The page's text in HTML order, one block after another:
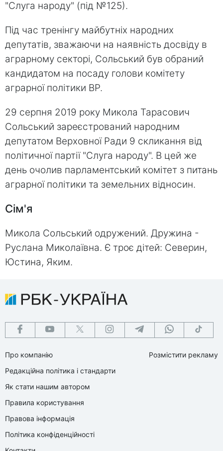
"Слуга народу" (під №125).
Під час тренінгу майбутніх народних
депутатів, зважаючи на наявність досвіду в
аграрному секторі, Сольський був обраний
кандидатом на посаду голови комітету
аграрної політики ВР.
29 серпня 2019 року Микола Тарасович
Сольський зареєстрований народним
депутатом Верховної Ради 9 скликання від
політичної партії "Слуга народу". В цей же
день очолив парламентський комітет з питань
аграрної політики та земельних відносин.
Сім'я
Микола Сольський одружений. Дружина -
Руслана Миколаївна. Є троє дітей: Северин,
Юстина, Яким.
Про компанію
Редакційна політика і стандарти
Як стати нашим автором
Правила користування
Правова інформація
Політика конфіденційності
Розмістити рекламу